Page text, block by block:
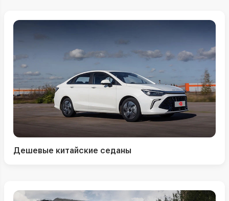
Дешевые китайские седаны